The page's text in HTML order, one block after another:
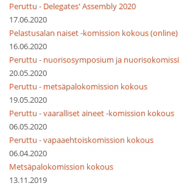
Peruttu - Delegates' Assembly 2020
17.06.2020
Pelastusalan naiset -komission kokous (online)
16.06.2020
Peruttu - nuorisosymposium ja
20.05.2020
Peruttu - metsäpalokomission kokous
19.05.2020
Peruttu - vaaralliset aineet -komission kokous
06.05.2020
Peruttu - vapaaehtoiskomission kokous
06.04.2020
Metsäpalokomission kokous
13.11.2019